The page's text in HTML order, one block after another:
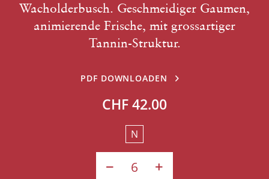
Wacholderbusch. Geschmeidiger Gaumen,
animierende Frische, mit grossartiger
Tannin-Struktur.
PDF DOWNLOADEN
CHF 42.00
N